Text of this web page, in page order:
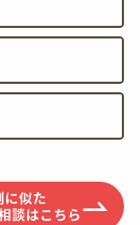
に似た
談はこちら